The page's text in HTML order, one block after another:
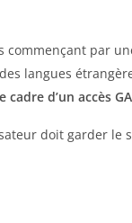
par
langues
cadre d’un accès
doit garder